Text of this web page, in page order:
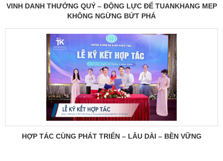
VINH DANH THƯỞNG QUÝ – ĐỘNG LỰC ĐỂ TUANKHANG MEP
KHÔNG NGỪNG BỨT PHÁ
HỢP TÁC CÙNG PHÁT TRIỂN – LÂU DÀI – BỀN VỮNG